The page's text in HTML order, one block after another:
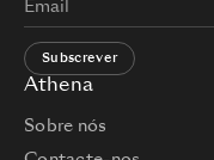
Athena
Sobre nós
Subscrever